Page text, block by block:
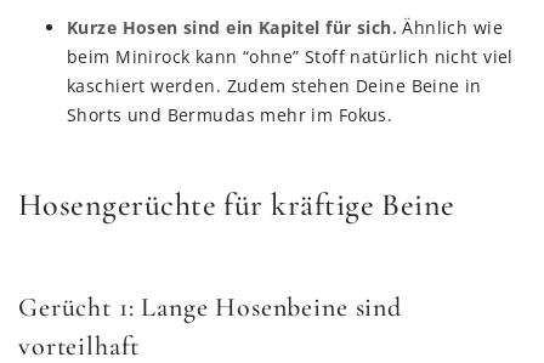
Kurze Hosen sind ein Kapitel für sich. Ähnlich wie
beim Minirock kann “ohne” Stoff natürlich nicht viel
kaschiert werden. Zudem stehen Deine Beine in
Shorts und Bermudas mehr im Fokus.
Hosengerüchte für kräftige Beine
Gerücht 1: Lange Hosenbeine sind
vorteilhaft